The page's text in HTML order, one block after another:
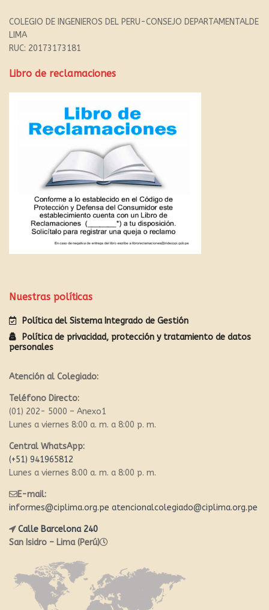
COLEGIO DE INGENIEROS DEL PERU-CONSEJO DEPARTAMENTALDE
LIMA
RUC: 20173173181
Libro de reclamaciones
Nuestras políticas
Política del Sistema Integrado de Gestión
Política de privacidad, protección y tratamiento de datos
personales
Atención al Colegiado:
Teléfono Directo:
(01) 202- 5000 – Anexo1
Lunes a viernes 8:00 a. m. a 8:00 p. m.
Central WhatsApp:
(+51) 941965812
Lunes a viernes 8:00 a. m. a 8:00 p. m.
E-mail:
informes@ciplima.org.pe atencionalcolegiado@ciplima.org.pe
Calle Barcelona 240
San Isidro – Lima (Perú)